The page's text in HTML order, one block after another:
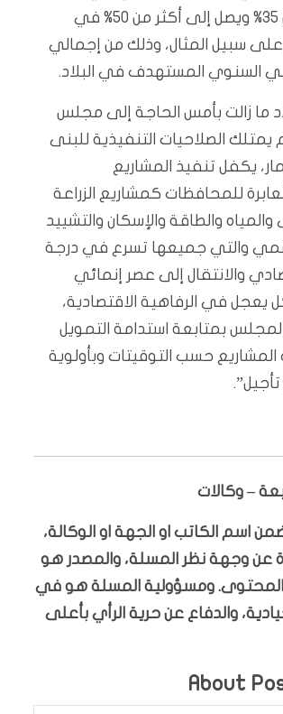
القطاعات عن 35% ويصل إلى أكثر من 50% في
سبيل المثال، وذلك من إجمالي
السنوي المستهدف في البلاد.
ما زالت بأمس الحاجة إلى مجلس
يمتلك الصلاحيات التنفيذية للبنى
يكفل تنفيذ المشاريع
للمحافظات كمشاريع الزراعة
والمياه والطاقة والإسكان والتشييد
والتي جميعها تسرع في درجة
والانتقال إلى عصر إنمائي
في الرفاهية الاقتصادية،
بمتابعة استدامة التمويل
المشاريع حسب التوقيتات وبأولوية
– وكالات
اسم الكاتب او الجهة او الوكالة،
عن وجهة نظر المسلة، والمصدر هو
ومسؤولية المسلة هو في
والدفاع عن حرية الرأي بأعلى
About